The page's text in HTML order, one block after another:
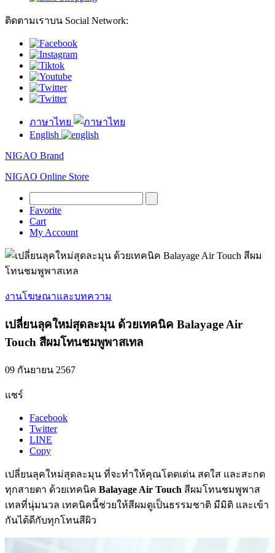
ติดตามเราบน Social Network:
ภาษาไทย
English
NIGAO Brand
NIGAO Online Store
Favorite
Cart
My Account
งานโฆษณาและบทความ
เปลี่ยนลุคใหม่สุดละมุน ด้วยเทคนิค Balayage Air
Touch สีผมโทนชมพูพาสเทล
09 กันยายน 2567
แชร์
Facebook
Twitter
LINE
Copy
เปลี่ยนลุคใหม่สุดละมุน ที่จะทำให้คุณโดดเด่น สดใส และสะกด
ทุกสายตา ด้วยเทคนิค Balayage Air Touch สีผมโทนชมพูพาส
เทลที่นุ่มนวล เทคนิคนี้ช่วยให้สีผมดูเป็นธรรมชาติ มีมิติ และเข้า
กันได้ดีกับทุกโทนสีผิว